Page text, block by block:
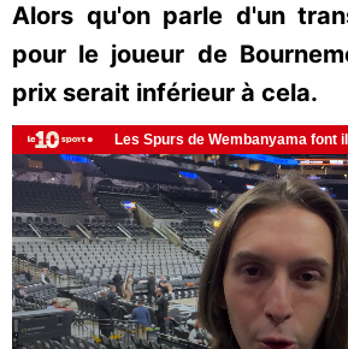
Alors qu'on parle d'un
pour le joueur de
prix serait inférieur à cela.